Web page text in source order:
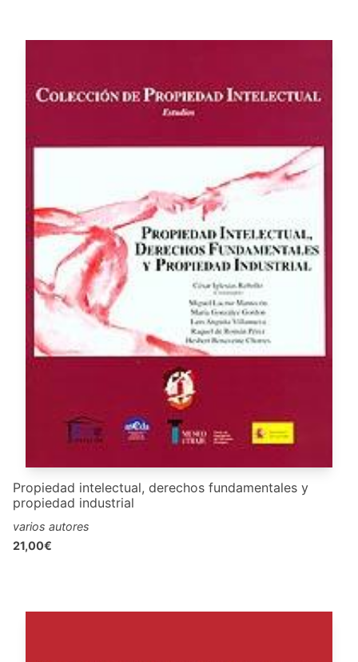
Propiedad intelectual, derechos fundamentales y
propiedad industrial
varios autores
21,00€